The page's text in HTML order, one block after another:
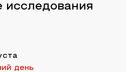
исследования
день